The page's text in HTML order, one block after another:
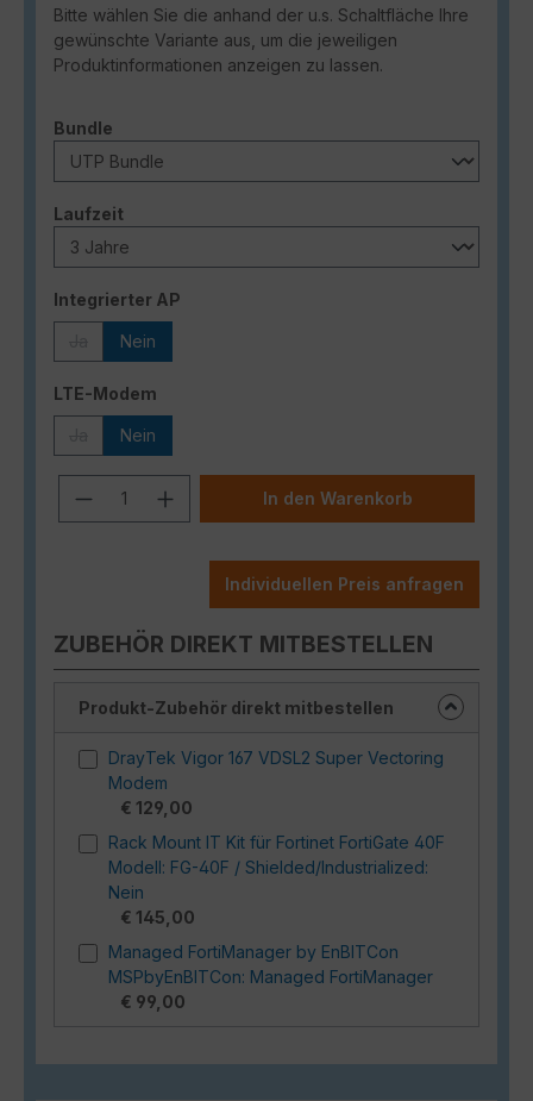
Bitte wählen Sie die anhand der u.s. Schaltfläche Ihre
gewünschte Variante aus, um die jeweiligen
Produktinformationen anzeigen zu lassen.
Bundle
Laufzeitauswählen
Integrierter AP
Nein
LTE-Modem
Nein
Produkt Anzahl: Gib den
In den Warenkorb
Individuellen Preis anfragen
ZUBEHÖR DIREKT MITBESTELLEN
Produkt-Zubehör direkt mitbestellen
DrayTek Vigor 167 VDSL2 Super Vectoring
Modem
€ 129,00
Rack Mount IT Kit für Fortinet FortiGate 40F
Modell: FG-40F / Shielded/Industrialized:
Nein
€ 145,00
Managed FortiManager by EnBITCon
MSPbyEnBITCon: Managed FortiManager
€ 99,00